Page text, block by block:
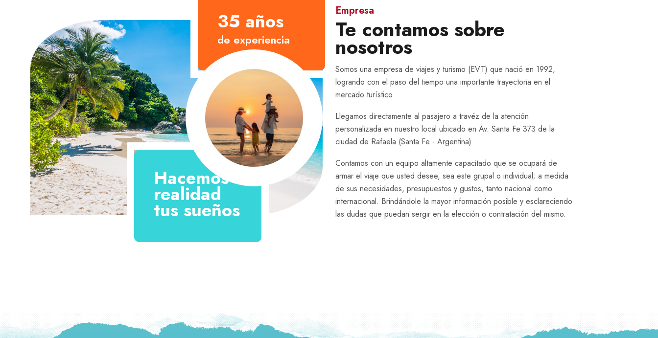
35 años
de experiencia
Hacemos
realidad
tus sueños
Empresa
Te contamos sobre
nosotros
Somos una empresa de viajes y turismo (EVT) que nació en 1992,
logrando con el paso del tiempo una importante trayectoria en el
mercado turístico
Llegamos directamente al pasajero a travéz de la atención
personalizada en nuestro local ubicado en Av. Santa Fe 373 de la
ciudad de Rafaela (Santa Fe - Argentina)
Contamos con un equipo altamente capacitado que se ocupará de
armar el viaje que usted desee, sea este grupal o individual; a medida
de sus necesidades, presupuestos y gustos, tanto nacional como
internacional. Brindándole la mayor información posible y esclareciendo
las dudas que puedan sergir en la elección o contratación del mismo.